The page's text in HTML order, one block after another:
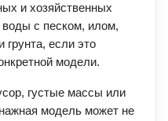
и хозяйственных
с песком, илом,
если это
модели.
густые массы или
модель может не